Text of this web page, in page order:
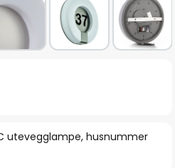
utevegglampe, husnummer